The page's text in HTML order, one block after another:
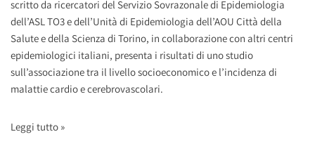
scritto da ricercatori del Servizio Sovrazonale di Epidemiologia
dell’ASL TO3 e dell’Unità di Epidemiologia dell’AOU Città della
Salute e della Scienza di Torino, in collaborazione con altri centri
epidemiologici italiani, presenta i risultati di uno studio
sull’associazione tra il livello socioeconomico e l’incidenza di
malattie cardio e cerebrovascolari.
Leggi tutto »